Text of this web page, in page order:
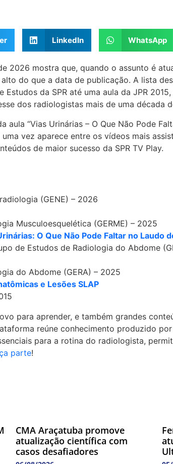
LinkedIn WhatsApp
2026 mostra que, quando o assunto é
do que a data de publicação. A lista
da SPR até uma aula da JPR
dos radiologistas mais de uma década
aula “Vias Urinárias – O Que Não Pode
uma vez aparece entre os vídeos mais
de maior sucesso da SPR TV Play.
(GENE) – 2026
Musculoesquelética (GERME) – 2025
O Que Não Pode Faltar no Laudo
de Estudos de Radiologia do Abdome
do Abdome (GERA) – 2025
e Lesões SLAP
para aprender, e também grandes
reúne conhecimento produzido
para a rotina do radiologista,
parte!
CMA Araçatuba promove
atualização científica com
casos desafiadores